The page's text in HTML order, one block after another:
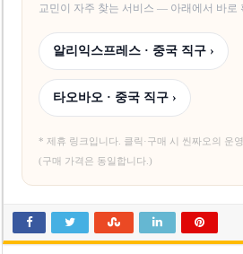
교민이 자주 찾는 서비스 — 아래에서 바로
알리익스프레스 · 중국 직구 ›
타오바오 · 중국 직구 ›
* 제휴 링크입니다. 클릭·구매 시 씬짜오의 운
(구매 가격은 동일합니다.)